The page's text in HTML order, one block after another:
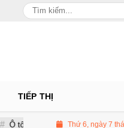
TIẾP THỊ
Nhà phân phối Audi tại Việt
Thứ 6, ngày 7